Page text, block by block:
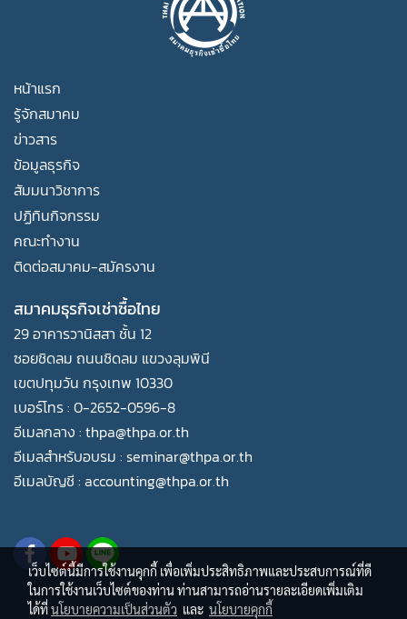
หน้าแรก
รู้จักสมาคม
ข่าวสาร
ข้อมูลธุรกิจ
สัมมนาวิชาการ
ปฏิทินกิจกรรม
คณะทำงาน
ติดต่อสมาคม-สมัครงาน
สมาคมธุรกิจเช่าซื้อไทย
29 อาคารวานิสสา ชั้น 12
ซอยชิดลม ถนนชิดลม แขวงลุมพินี
เขตปทุมวัน กรุงเทพ 10330
เบอร์โทร : 0-2652-0596-8
อีเมลกลาง : thpa@thpa.or.th
อีเมลสำหรับอบรม : seminar@thpa.or.th
อีเมลบัญชี : accounting@thpa.or.th
เว็บไซต์นี้มีการใช้งานคุกกี้ เพื่อเพิ่มประสิทธิภาพและประสบการณ์ที่ดี
ในการใช้งานเว็บไซต์ของท่าน ท่านสามารถอ่านรายละเอียดเพิ่มเติม
ได้ที่นโยบายความเป็นส่วนตัว และ นโยบายคุกกี้